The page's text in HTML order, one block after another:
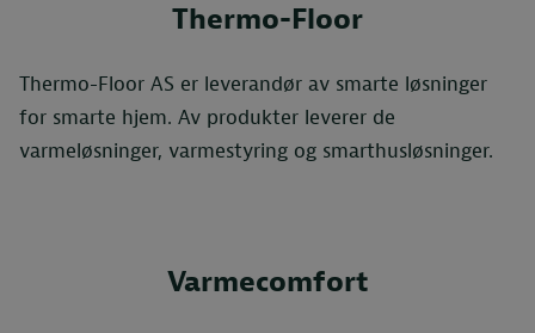
Thermo-Floor
Thermo-Floor AS er leverandør av smarte løsninger
for smarte hjem. Av produkter leverer de
varmeløsninger, varmestyring og smarthusløsninger.
Varmecomfort